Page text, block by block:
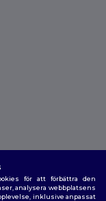
|Policy för cookies
för att förbättra den
analysera webbplatsens
inklusive anpassat